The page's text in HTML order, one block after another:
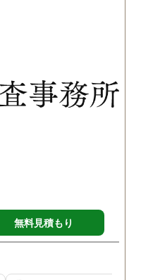
した。想像以上に妻の浮
の状態が酷かったので、
然としてしまいました。
無料見積もり